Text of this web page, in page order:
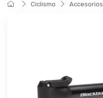
Ciclismo Accesorios